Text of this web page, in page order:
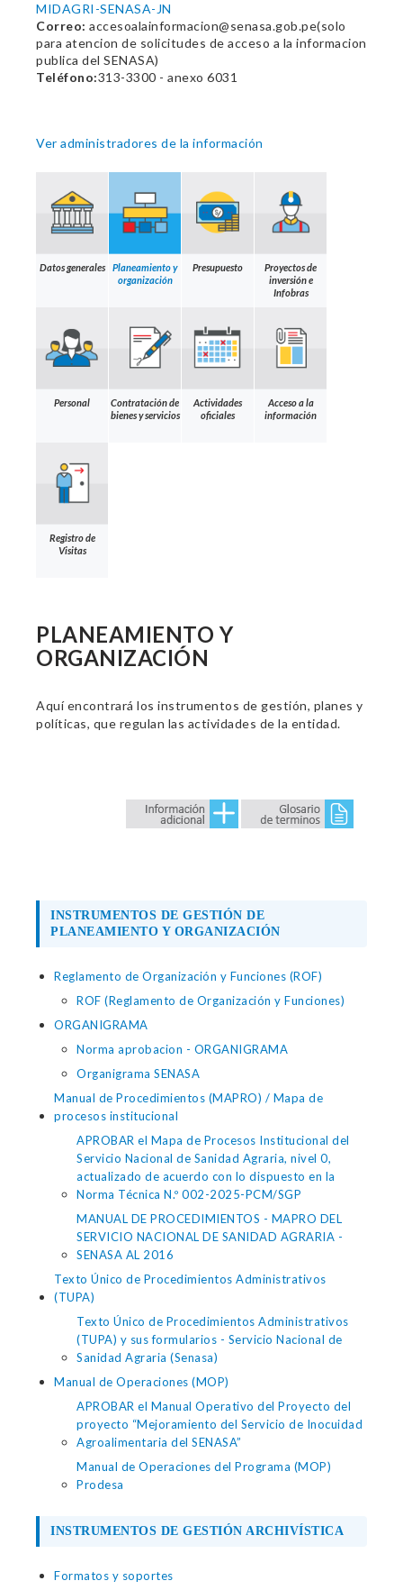
MIDAGRI-SENASA-JN
Correo: accesoalainformacion@senasa.gob.pe(solo
para atencion de solicitudes de acceso a la informacion
publica del SENASA)
Teléfono:313-3300 - anexo 6031
Ver administradores de la información
Datos generales
Planeamiento y
organización
Presupuesto
Proyectos de
inversión e
Infobras
Personal
Contratación de
bienes y servicios
Actividades
oficiales
Acceso a la
información
Registro de
Visitas
PLANEAMIENTO Y
ORGANIZACIÓN
Aquí encontrará los instrumentos de gestión, planes y
políticas, que regulan las actividades de la entidad.
INSTRUMENTOS DE GESTIÓN DE
PLANEAMIENTO Y ORGANIZACIÓN
Reglamento de Organización y Funciones (ROF)
ROF (Reglamento de Organización y Funciones)
ORGANIGRAMA
Norma aprobacion - ORGANIGRAMA
Organigrama SENASA
Manual de Procedimientos (MAPRO) / Mapa de
procesos institucional
APROBAR el Mapa de Procesos Institucional del
Servicio Nacional de Sanidad Agraria, nivel 0,
actualizado de acuerdo con lo dispuesto en la
Norma Técnica N.º 002-2025-PCM/SGP
MANUAL DE PROCEDIMIENTOS - MAPRO DEL
SERVICIO NACIONAL DE SANIDAD AGRARIA -
SENASA AL 2016
Texto Único de Procedimientos Administrativos
(TUPA)
Texto Único de Procedimientos Administrativos
(TUPA) y sus formularios - Servicio Nacional de
Sanidad Agraria (Senasa)
Manual de Operaciones (MOP)
APROBAR el Manual Operativo del Proyecto del
proyecto “Mejoramiento del Servicio de Inocuidad
Agroalimentaria del SENASA”
Manual de Operaciones del Programa (MOP)
Prodesa
INSTRUMENTOS DE GESTIÓN ARCHIVÍSTICA
Formatos y soportes